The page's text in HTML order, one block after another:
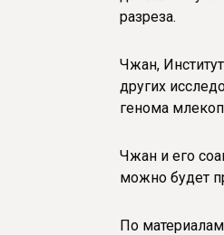
разреза.
Чжан,
других
генома
Чжан и его
можно будет
По материалам